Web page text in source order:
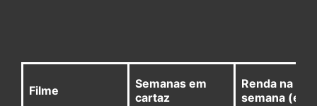
Filme
Semanas em
cartaz
Renda na
semana (em